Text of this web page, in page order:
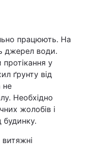
працюють. На
джерел води.
у
ґрунту від
не
Необхідно
жолобів і
будинку.